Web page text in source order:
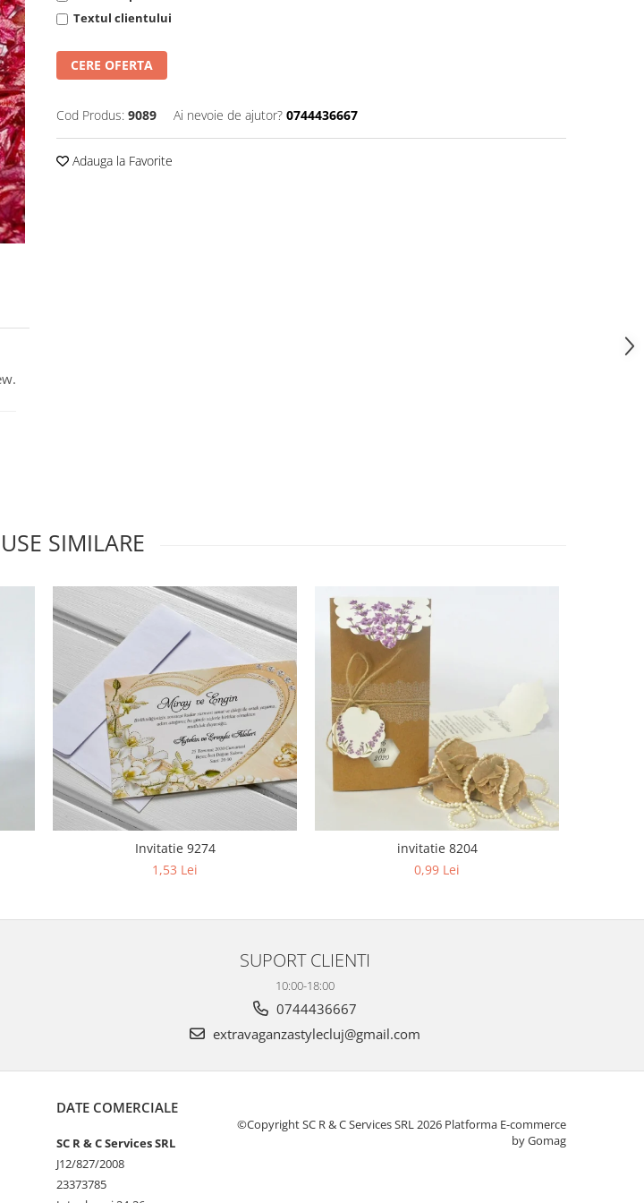
Textul clientului
CERE OFERTA
Cod Produs: 9089 Ai nevoie de ajutor? 0744436667
Adauga la Favorite
SIMILARE
Invitatie 9274
1,53 Lei
invitatie 8204
0,99 Lei
SUPORT CLIENTI
10:00-18:00
0744436667
extravaganzastylecluj@gmail.com
DATE COMERCIALE
SC R & C Services SRL
J12/827/2008
23373785
©Copyright SC R & C Services SRL 2026 Platforma E-commerce
by Gomag